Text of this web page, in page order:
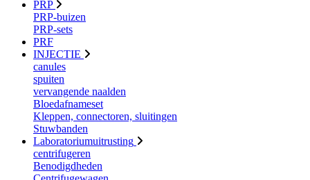
PRP
PRP-buizen
PRP-sets
PRF
INJECTIE
canules
spuiten
vervangende naalden
Bloedafnameset
Kleppen, connectoren, sluitingen
Stuwbanden
Laboratoriumuitrusting
centrifugeren
Benodigdheden